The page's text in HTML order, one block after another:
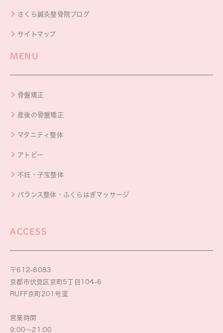
さくら鍼灸整骨院ブログ
サイトマップ
MENU
骨盤矯正
産後の骨盤矯正
マタニティ整体
アトピー
不妊・子宝整体
バランス整体・ふくらはぎマッサージ
ACCESS
〒612-8083
京都市伏見区京町5丁目104-6
RUFF京町201号室
営業時間
9:00～21:00